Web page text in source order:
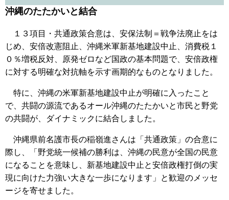
沖縄のたたかいと結合
１３項目・共通政策合意は、安保法制＝戦争法廃止をは
じめ、安倍改憲阻止、沖縄米軍新基地建設中止、消費税１
０％増税反対、原発ゼロなど国政の基本問題で、安倍政権
に対する明確な対抗軸を示す画期的なものとなりました。
特に、沖縄の米軍新基地建設中止が明確に入ったこと
で、共闘の源流であるオール沖縄のたたかいと市民と野党
の共闘が、ダイナミックに結合しました。
沖縄県前名護市長の稲嶺進さんは「共通政策」の合意に
際し、「野党統一候補の勝利は、沖縄の民意が全国の民意
になることを意味し、新基地建設中止と安倍政権打倒の実
現に向けた力強い大きな一歩になります」と歓迎のメッセ
ージを寄せました。